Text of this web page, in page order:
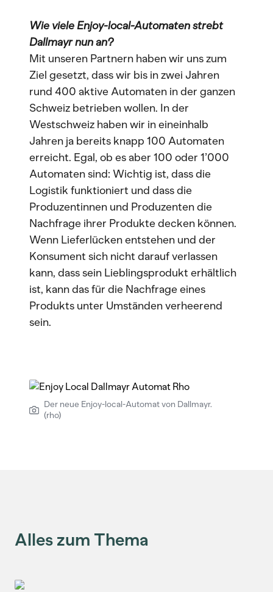
Wie viele Enjoy-local-Automaten strebt
Dallmayr nun an?
Mit unseren Partnern haben wir uns zum
Ziel gesetzt, dass wir bis in zwei Jahren
rund 400 aktive Automaten in der ganzen
Schweiz betrieben wollen. In der
Westschweiz haben wir in eineinhalb
Jahren ja bereits knapp 100 Automaten
erreicht. Egal, ob es aber 100 oder 1’000
Automaten sind: Wichtig ist, dass die
Logistik funktioniert und dass die
Produzentinnen und Produzenten die
Nachfrage ihrer Produkte decken können.
Wenn Lieferlücken entstehen und der
Konsument sich nicht darauf verlassen
kann, dass sein Lieblingsprodukt erhältlich
ist, kann das für die Nachfrage eines
Produkts unter Umständen verheerend
sein.
Der neue Enjoy-local-Automat von Dallmayr.
(rho)
Alles zum Thema